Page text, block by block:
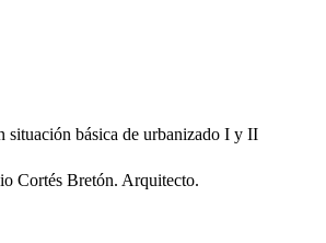
situación básica de urbanizado I y II
Cortés Bretón. Arquitecto.